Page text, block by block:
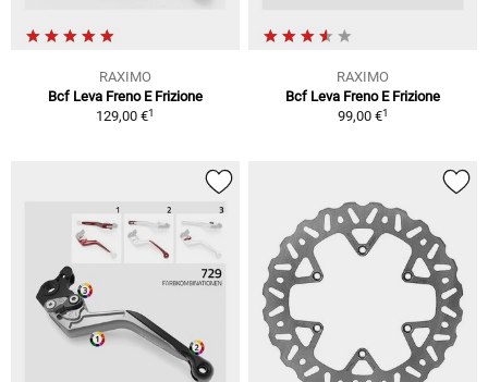
RAXIMO
Bcf Leva Freno E Frizione
129,00 €1
RAXIMO
Bcf Leva Freno E Frizione
99,00 €1